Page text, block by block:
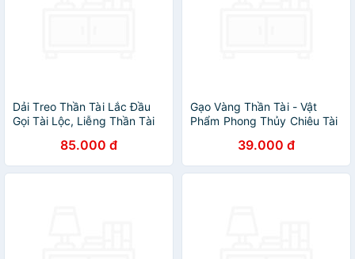
Dải Treo Thần Tài Lắc Đầu
Gọi Tài Lộc, Liễng Thần Tài
Trí Tết Nhiều - Hàng Loại 1.
CHính Hãng MINIIN
85.000 đ
Gạo Vàng Thần Tài - Vật
Phẩm Phong Thủy Chiêu Tài
Mang May Mắn Cho Ngày
Vía Thần Tài - HÀNG CHÍNH
HÃNG MINIIN
39.000 đ